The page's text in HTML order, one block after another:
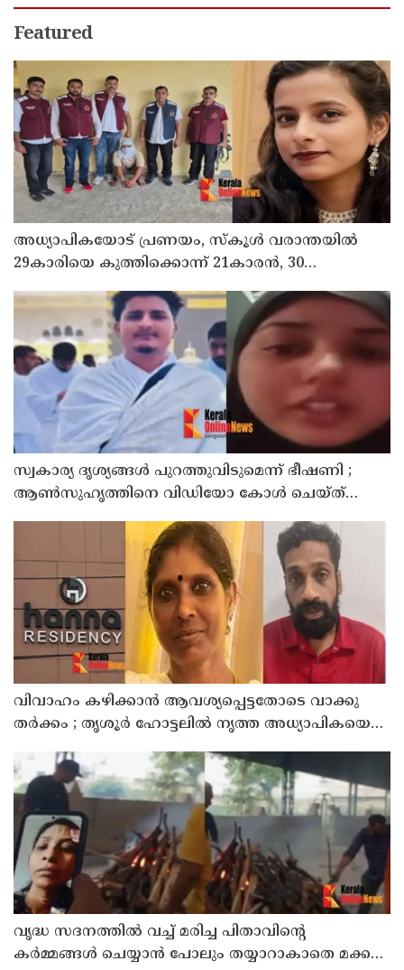
Featured
അധ്യാപികയോട് പ്രണയം, സ്‌കൂള്‍ വരാന്തയില്‍
29കാരിയെ കുത്തിക്കൊന്ന് 21കാരന്‍, 30
സ്വകാര്യ ദൃശ്യങ്ങള്‍ പുറത്തുവിടുമെന്ന് ഭീഷണി ;
ആണ്‍സുഹൃത്തിനെ വിഡിയോ കോള്‍ ചെയ്ത്
വിവാഹം കഴിക്കാന്‍ ആവശ്യപ്പെട്ടതോടെ വാക്കു
തര്‍ക്കം ; തൃശൂര്‍ ഹോട്ടലില്‍ നൃത്ത അധ്യാപികയെ
വൃദ്ധ സദനത്തില്‍ വച്ച് മരിച്ച പിതാവിന്റെ
കര്‍മ്മങ്ങള്‍ ചെയ്യാന്‍ പോലും തയ്യാറാകാതെ മക്കള്‍